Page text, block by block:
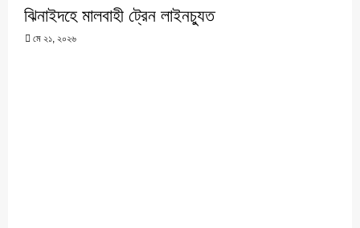
ঝিনাইদহে মালবাহী ট্রেন লাইনচ্যুত
মে ২১, ২০২৬